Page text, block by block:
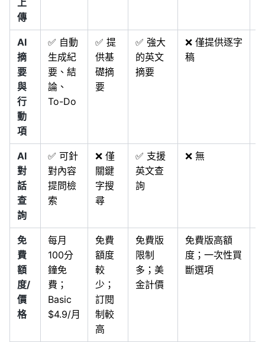
上
傳
AI
摘
要
與
行
動
項
✅ 自動
生成紀
要、結
論、
To-Do
✅ 提
供基
礎摘
要
✅ 強大
的英文
摘要
❌ 僅提供逐字
稿
AI
對
話
查
詢
✅ 可針
對內容
提問檢
索
❌ 僅
關鍵
字搜
尋
✅ 支援
英文查
詢
❌ 無
免
費
額
度/
價
格
每月
100分
鐘免
費；
Basic
$4.9/月
免費
額度
較
少；
訂閱
制較
高
免費版
限制
多；美
金計價
免費版高額
度；一次性買
斷選項